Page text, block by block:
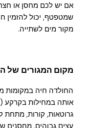
אם יש לכם מחסן או
שמטפטף, יכול להזמין
מקור מים לשתייה.
מקום המגורים של
החולדה חיה במקומות
אותה במחילות בקרקע
גרוטאות, קורות, מתחת
עצים גבוהים, מחסנים